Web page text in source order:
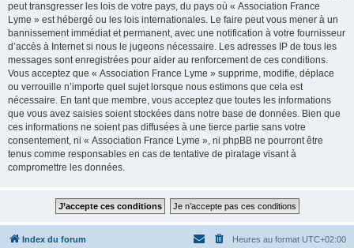
peut transgresser les lois de votre pays, du pays où « Association France
Lyme » est hébergé ou les lois internationales. Le faire peut vous mener à un
bannissement immédiat et permanent, avec une notification à votre fournisseur
d’accès à Internet si nous le jugeons nécessaire. Les adresses IP de tous les
messages sont enregistrées pour aider au renforcement de ces conditions.
Vous acceptez que « Association France Lyme » supprime, modifie, déplace
ou verrouille n’importe quel sujet lorsque nous estimons que cela est
nécessaire. En tant que membre, vous acceptez que toutes les informations
que vous avez saisies soient stockées dans notre base de données. Bien que
ces informations ne soient pas diffusées à une tierce partie sans votre
consentement, ni « Association France Lyme », ni phpBB ne pourront être
tenus comme responsables en cas de tentative de piratage visant à
compromettre les données.
Index du forum Heures au format UTC+02:00